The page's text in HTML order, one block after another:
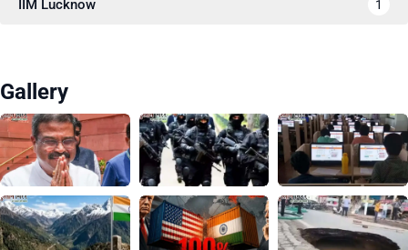
IIM Lucknow 1
Gallery